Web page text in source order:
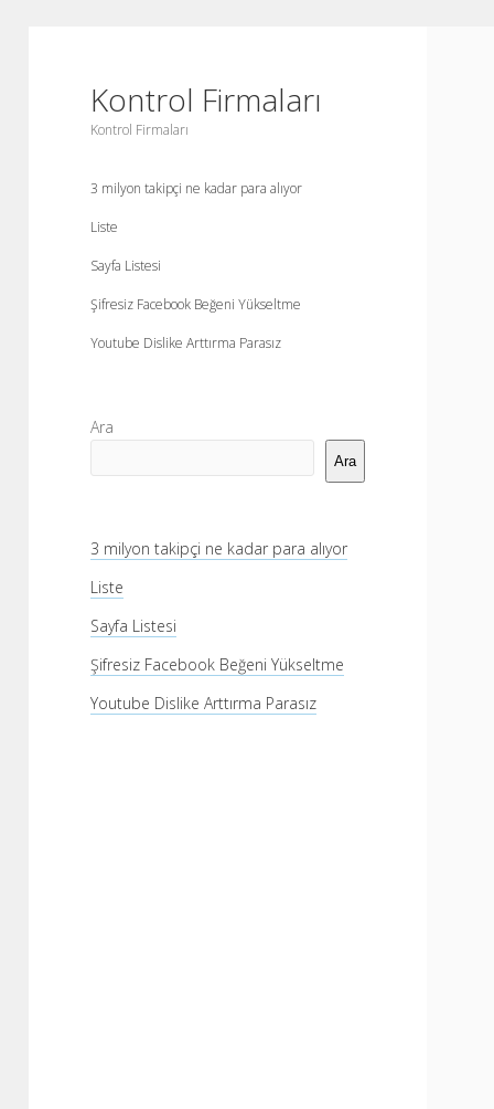
Kontrol Firmaları
Kontrol Firmaları
3 milyon takipçi ne kadar para alıyor
Liste
Sayfa Listesi
Şifresiz Facebook Beğeni Yükseltme
Youtube Dislike Arttırma Parasız
Yan
Menü
Ara
Ara
3 milyon takipçi ne kadar para alıyor
Liste
Sayfa Listesi
Şifresiz Facebook Beğeni Yükseltme
Youtube Dislike Arttırma Parasız